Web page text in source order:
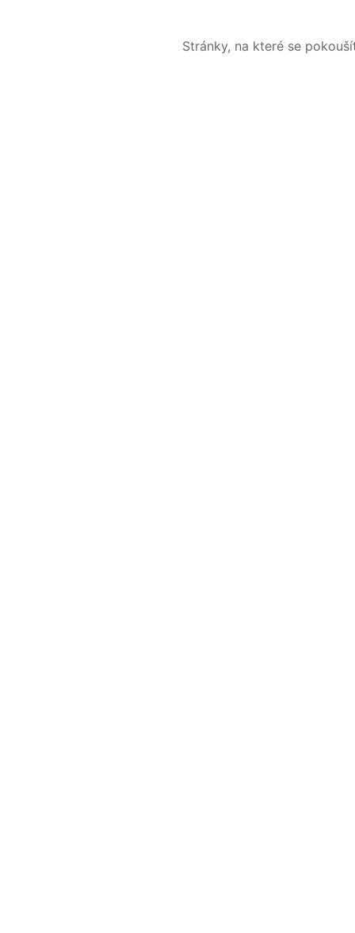
Stránky, na které se